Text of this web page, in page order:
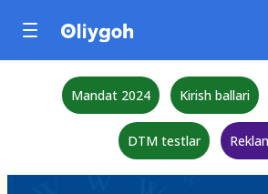
Mandat 2024 Kirish ballari
DTM testlar